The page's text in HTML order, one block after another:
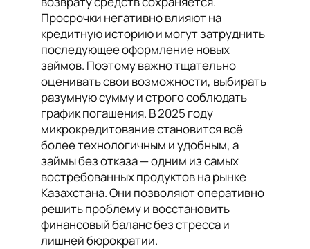
Просрочки негативно влияют на
кредитную историю и могут затруднить
последующее оформление новых
займов. Поэтому важно тщательно
оценивать свои возможности, выбирать
разумную сумму и строго соблюдать
график погашения. В 2025 году
микрокредитование становится всё
более технологичным и удобным, а
займы без отказа — одним из самых
востребованных продуктов на рынке
Казахстана. Они позволяют оперативно
решить проблему и восстановить
финансовый баланс без стресса и
лишней бюрократии.